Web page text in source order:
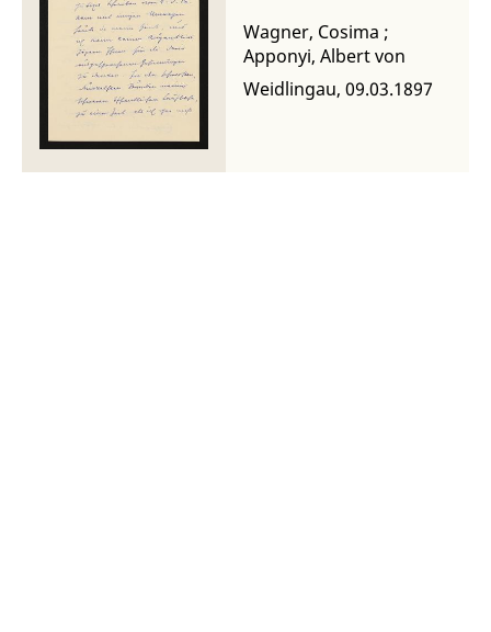
Wagner, Cosima ;
Apponyi, Albert von
Weidlingau, 09.03.1897